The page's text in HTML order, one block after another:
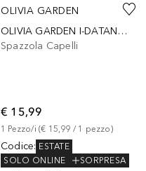
OLIVIA GARDEN
OLIVIA GARDEN I-DATANGLE BLUE
Spazzola Capelli
€ 15,99
1 Pezzo/i (€ 15,99 / 1 pezzo)
Codice: ESTATE
SOLO ONLINE
SORPRESA